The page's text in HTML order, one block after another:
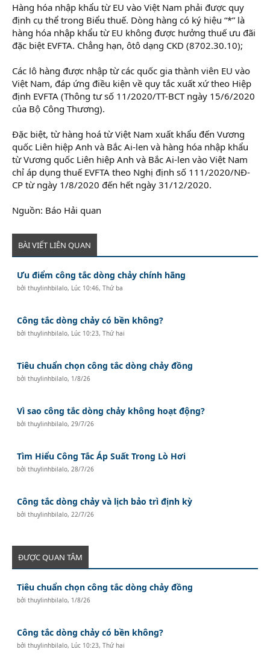
Hàng hóa nhập khẩu từ EU vào Việt Nam phải được quy
định cụ thể trong Biểu thuế. Dòng hàng có ký hiệu “*” là
hàng hóa nhập khẩu từ EU không được hưởng thuế ưu đãi
đặc biệt EVFTA. Chẳng hạn, ôtô dạng CKD (8702.30.10);
Các lô hàng được nhập từ các quốc gia thành viên EU vào
Việt Nam, đáp ứng điều kiện về quy tắc xuất xứ theo Hiệp
định EVFTA (Thông tư số 11/2020/TT-BCT ngày 15/6/2020
của Bộ Công Thương).
Đặc biệt, từ hàng hoá từ Việt Nam xuất khẩu đến Vương
quốc Liên hiệp Anh và Bắc Ai-len và hàng hóa nhập khẩu
từ Vương quốc Liên hiệp Anh và Bắc Ai-len vào Việt Nam
chỉ áp dụng thuế EVFTA theo Nghị định số 111/2020/NĐ-
CP từ ngày 1/8/2020 đến hết ngày 31/12/2020.
Nguồn: Báo Hải quan
BÀI VIẾT LIÊN QUAN
Ưu điểm công tắc dòng chảy chính hãng
bởithuylinhbilalo, Lúc 10:46, Thứ ba
Công tắc dòng chảy có bền không?
bởithuylinhbilalo, Lúc 10:23, Thứ hai
Tiêu chuẩn chọn công tắc dòng chảy đồng
bởithuylinhbilalo, 1/8/26
Vì sao công tắc dòng chảy không hoạt động?
bởithuylinhbilalo, 29/7/26
Tìm Hiểu Công Tắc Áp Suất Trong Lò Hơi
bởithuylinhbilalo, 28/7/26
Công tắc dòng chảy và lịch bảo trì định kỳ
bởithuylinhbilalo, 22/7/26
ĐƯỢC QUAN TÂM
Tiêu chuẩn chọn công tắc dòng chảy đồng
bởithuylinhbilalo, 1/8/26
Công tắc dòng chảy có bền không?
bởithuylinhbilalo, Lúc 10:23, Thứ hai